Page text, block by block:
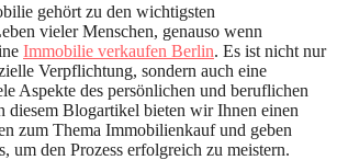
gehört zu den wichtigsten
vieler Menschen, genauso wenn
Immobilie verkaufen Berlin. Es ist nicht nur
Verpflichtung, sondern auch eine
Aspekte des persönlichen und beruflichen
diesem Blogartikel bieten wir Ihnen einen
zum Thema Immobilienkauf und geben
um den Prozess erfolgreich zu meistern.